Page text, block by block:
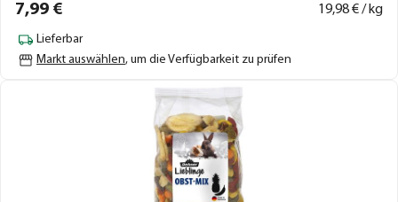
7,99 € 19,98€ / kg
Lieferbar
Markt auswählen, um die Verfügbarkeit zu prüfen